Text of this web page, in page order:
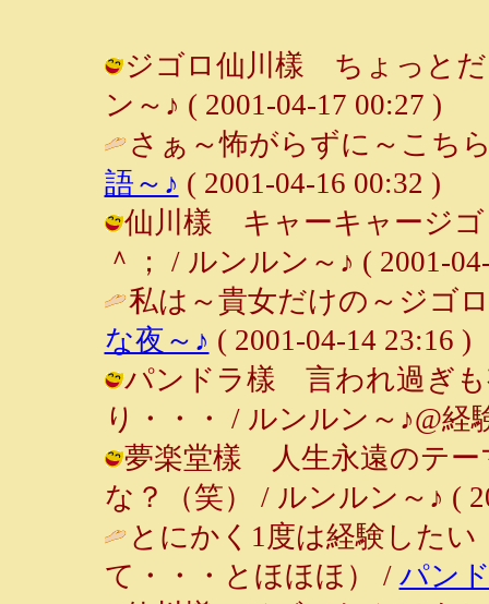
ジゴロ仙川樣 ちょっとだ
ン～♪ ( 2001-04-17 00:27 )
さぁ～怖がらずに～こ
語～♪ ( 2001-04-16 00:32 )
仙川樣 キャーキャージ
＾； / ルンルン～♪ ( 2001-
私は～貴女だけの～ジゴ
な夜～♪ ( 2001-04-14 23:16 )
パンドラ樣 言われ過ぎも
り・・・ / ルンルン～♪@経
夢楽堂樣 人生永遠のテ
な？（笑） / ルンルン～♪ (
とにかく1度は経験した
て・・・とほほほ） / パン